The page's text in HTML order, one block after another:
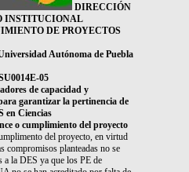
DIRECCIÓN
INSTITUCIONAL
DE PROYECTOS
Autónoma de Puebla
05
de capacidad y
garantizar la pertinencia de
en Ciencias
o cumplimiento del proyecto
del proyecto, en virtud
compromisos planteadas no se
a la DES ya que los PE de